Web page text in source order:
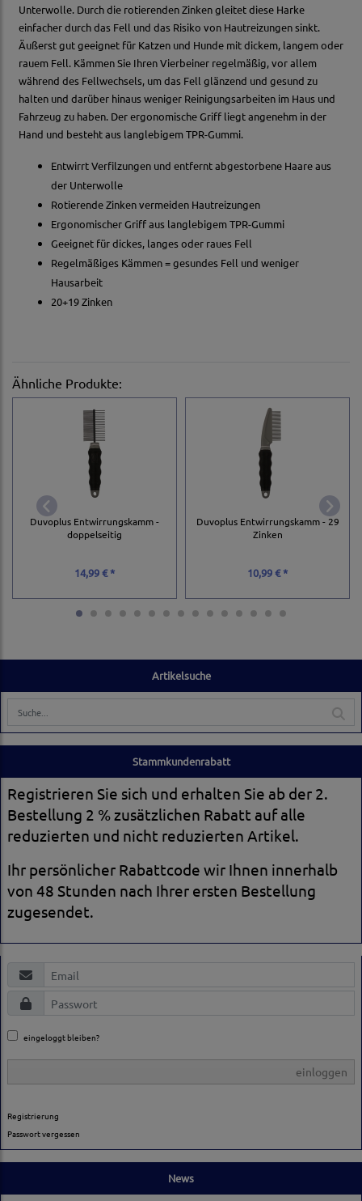
Artikelsuche
Unterwolle. Durch die rotierenden Zinken gleitet diese Harke
einfacher durch das Fell und das Risiko von Hautreizungen sinkt.
Äußerst gut geeignet für Katzen und Hunde mit dickem, langem oder
rauem Fell. Kämmen Sie Ihren Vierbeiner regelmäßig, vor allem
während des Fellwechsels, um das Fell glänzend und gesund zu
halten und darüber hinaus weniger Reinigungsarbeiten im Haus und
Fahrzeug zu haben. Der ergonomische Griff liegt angenehm in der
Hand und besteht aus langlebigem TPR-Gummi.
Entwirrt Verfilzungen und entfernt abgestorbene Haare aus
der Unterwolle
Rotierende Zinken vermeiden Hautreizungen
Ergonomischer Griff aus langlebigem TPR-Gummi
Geeignet für dickes, langes oder raues Fell
Regelmäßiges Kämmen = gesundes Fell und weniger
Hausarbeit
20+19 Zinken
Ähnliche Produkte:
Duvoplus Entwirrungskamm -
doppelseitig
14,99 € *
Duvoplus Entwirrungskamm - 29
Zinken
10,99 € *
Stammkundenrabatt
Registrieren Sie sich und erhalten Sie ab der 2.
Bestellung 2 % zusätzlichen Rabatt auf alle
reduzierten und nicht reduzierten Artikel.
Ihr persönlicher Rabattcode wir Ihnen innerhalb
von 48 Stunden nach Ihrer ersten Bestellung
zugesendet.
eingeloggt bleiben?
einloggen
Registrierung
Passwort vergessen
News